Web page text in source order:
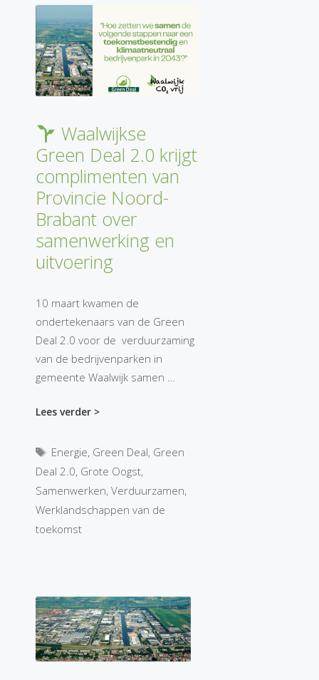
Waalwijkse
Green Deal 2.0 krijgt
complimenten van
Provincie Noord-
Brabant over
samenwerking en
uitvoering
10 maart kwamen de
ondertekenaars van de Green
Deal 2.0 voor de verduurzaming
van de bedrijvenparken in
gemeente Waalwijk samen …
Lees verder >
Tags
Energie, Green Deal, Green
Deal 2.0, Grote Oogst,
Samenwerken, Verduurzamen,
Werklandschappen van de
toekomst